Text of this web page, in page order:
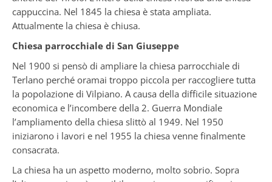
cappuccina. Nel 1845 la chiesa è stata ampliata.
Attualmente la chiesa è chiusa.
Chiesa parrocchiale di San Giuseppe
Nel 1900 si pensò di ampliare la chiesa parrocchiale di
Terlano perché oramai troppo piccola per raccogliere tutta
la popolazione di Vilpiano. A causa della difficile situazione
economica e l’incombere della 2. Guerra Mondiale
l’ampliamento della chiesa slittò al 1949. Nel 1950
iniziarono i lavori e nel 1955 la chiesa venne finalmente
consacrata.
La chiesa ha un aspetto moderno, molto sobrio. Sopra